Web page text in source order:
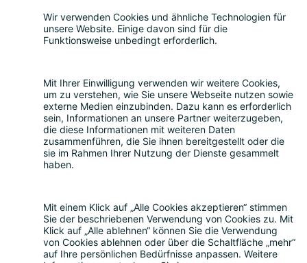
Teilnahme
Themen
Bitkom Events App
Über uns
Rückblick
Kontakt